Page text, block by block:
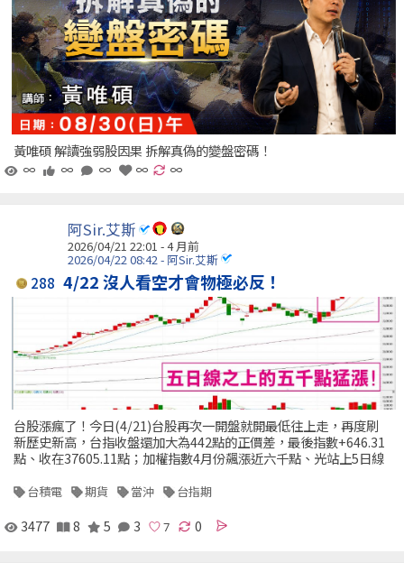
黃唯碩 解讀強弱股因果 拆解真偽的變盤密碼！
∞
∞ ∞ ∞ ∞
阿Sir.艾斯
2026/04/21 22:01 - 4 月前
2026/04/22 08:42 - 阿Sir.艾斯
288 4/22 沒人看空才會物極必反！
台股漲瘋了！今日(4/21)台股再次一開盤就開最低往上走，再度刷
新歷史新高，台指收盤還加大為442點的正價差，最後指數+646.31
點、收在37605.11點；加權指數4月份飆漲近六千點、光站上5日線
台積電 期貨 當沖 台指期
3477 8 5 3 0